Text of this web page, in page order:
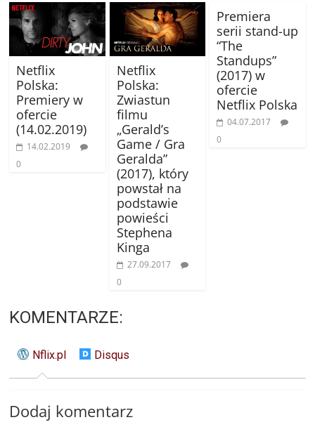
Netflix
Polska:
Premiery w
ofercie
(14.02.2019)
14.02.2019
0
Netflix
Polska:
Zwiastun
filmu
„Gerald’s
Game / Gra
Geralda”
(2017), który
powstał na
podstawie
powieści
Stephena
Kinga
27.09.2017
0
Premiera
serii stand-up
“The
Standups”
(2017) w
ofercie
Netflix Polska
04.07.2017
0
KOMENTARZE:
Nflix.pl Disqus
Dodaj komentarz